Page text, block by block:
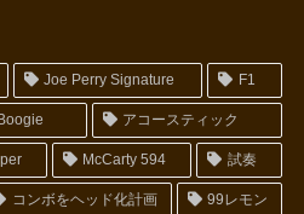
Joe Perry Signature F1
アコースティック
McCarty 594 試奏
コンボをヘッド化計画 99レモン